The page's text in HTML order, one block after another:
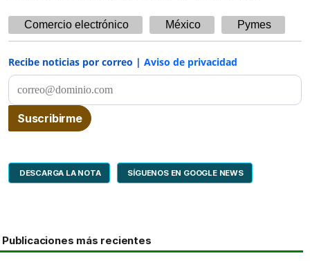
Comercio electrónico México Pymes
Recibe noticias por correo | Aviso de privacidad
DESCARGA LA NOTA SÍGUENOS EN GOOGLE NEWS
Publicaciones más recientes